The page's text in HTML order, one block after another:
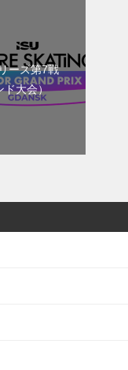
リーズ第7戦
ド大会）